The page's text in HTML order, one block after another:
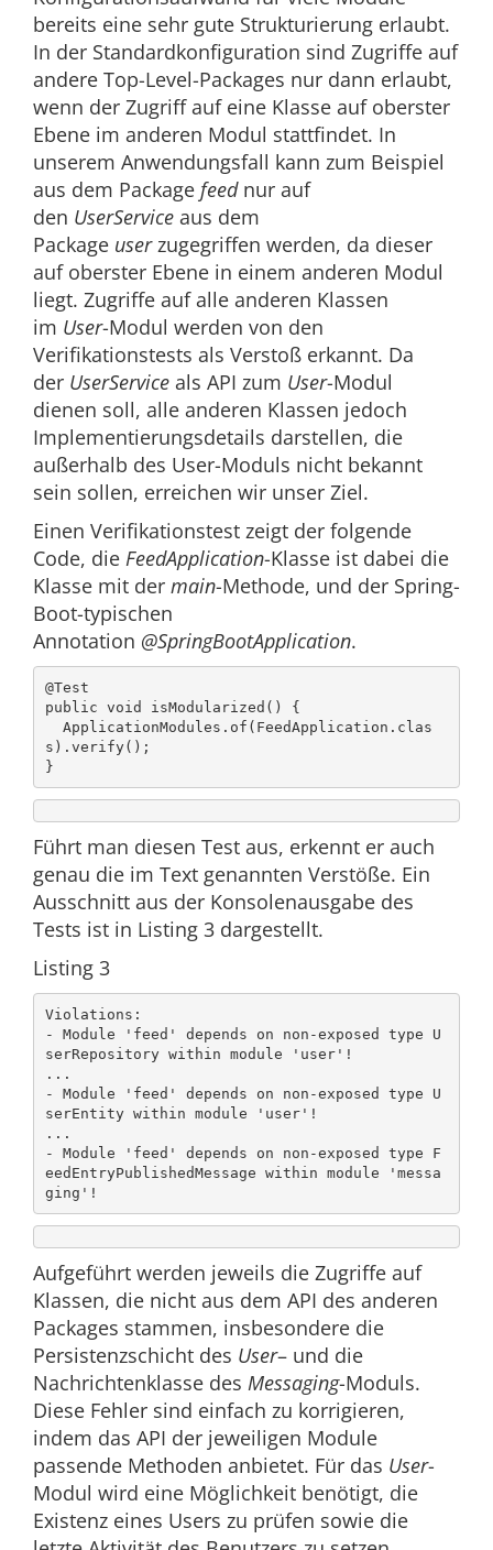
bereits eine sehr gute Strukturierung erlaubt.
In der Standardkonfiguration sind Zugriffe auf
andere Top-Level-Packages nur dann erlaubt,
wenn der Zugriff auf eine Klasse auf oberster
Ebene im anderen Modul stattfindet. In
unserem Anwendungsfall kann zum Beispiel
aus dem Package feednur auf
den UserService aus dem
Package userzugegriffen werden, da dieser
auf oberster Ebene in einem anderen Modul
liegt. Zugriffe auf alle anderen Klassen
im User-Modul werden von den
Verifikationstests als Verstoß erkannt. Da
der UserService als API zum User-Modul
dienen soll, alle anderen Klassen jedoch
Implementierungsdetails darstellen, die
außerhalb des User-Moduls nicht bekannt
sein sollen, erreichen wir unser Ziel.
Einen Verifikationstest zeigt der folgende
Code, die FeedApplication-Klasse ist dabei die
Klasse mit der main-Methode, und der Spring-
Boot-typischen
Annotation @SpringBootApplication.
@Test
public void isModularized() {
s).verify();
}
Führt man diesen Test aus, erkennt er auch
genau die im Text genannten Verstöße. Ein
Ausschnitt aus der Konsolenausgabe des
Tests ist in Listing 3 dargestellt.
Listing 3
Violations:
- Module 'feed' depends on non-exposed type U
serRepository within module 'user'!
...
- Module 'feed' depends on non-exposed type U
serEntity within module 'user'!
...
- Module 'feed' depends on non-exposed type F
eedEntryPublishedMessage within module 'messa
ging'!
Aufgeführt werden jeweils die Zugriffe auf
Klassen, die nicht aus dem API des anderen
Packages stammen, insbesondere die
Persistenzschicht des User– und die
Nachrichtenklasse des Messaging-Moduls.
Diese Fehler sind einfach zu korrigieren,
indem das API der jeweiligen Module
passende Methoden anbietet. Für das User-
Modul wird eine Möglichkeit benötigt, die
Existenz eines Users zu prüfen sowie die